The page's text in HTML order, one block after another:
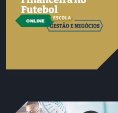
Futebol
ONLINE